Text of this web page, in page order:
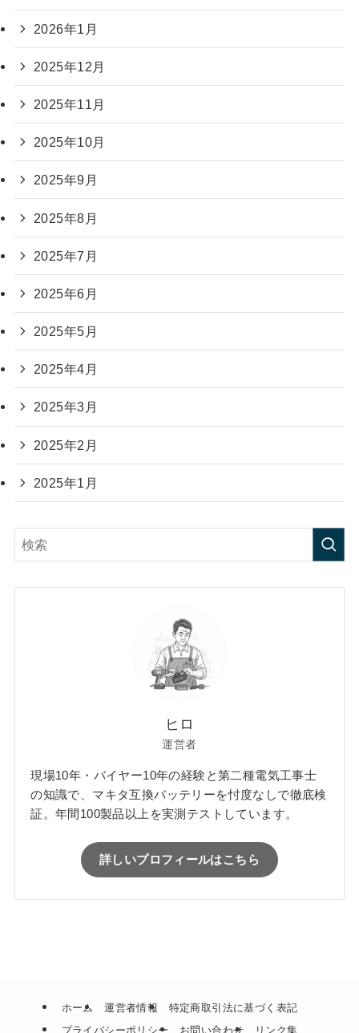
2026年1月
2025年12月
2025年11月
2025年10月
2025年9月
2025年8月
2025年7月
2025年6月
2025年5月
2025年4月
2025年3月
2025年2月
2025年1月
ヒロ
運営者
現場10年・バイヤー10年の経験と第二種電気工事士
の知識で、マキタ互換バッテリーを忖度なしで徹底検
証。年間100製品以上を実測テストしています。
詳しいプロフィールはこちら
ホーム 運営者情報
特定商取引法に基づく表記
プライバシーポリシー
お問い合わせ リンク集